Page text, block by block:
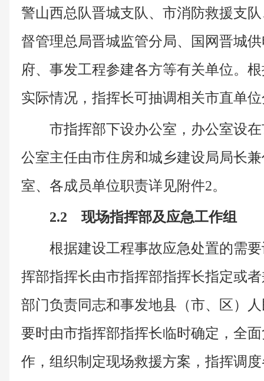
警山西总队晋城支队、市消防救援支
督管理总局晋城监管分局、国网晋城
府、事发工程参建各方等有关单位。
实际情况，指挥长可抽调相关市直单
市指挥部下设办公室，办公室设
公室主任由市住房和城乡建设局局长
室、各成员单位职责详见附件2。
2.2 现场指挥部及应急工作组
根据建设工程事故应急处置的需
挥部指挥长由市指挥部指挥长指定或
部门负责同志和事发地县（市、区）
要时由市指挥部指挥长临时确定，全
作，组织制定现场救援方案，指挥调